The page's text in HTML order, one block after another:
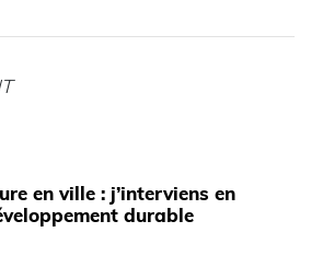
en ville : j’interviens en
durable